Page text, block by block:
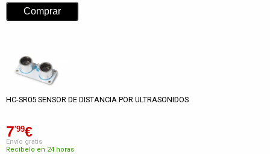
HC-SR05 SENSOR DE DISTANCIA POR ULTRASONIDOS
7'99€
Envío gratis
Recíbelo en 24 horas